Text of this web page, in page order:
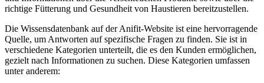
richtige Fütterung‍ und Gesundheit von⁤ Haustieren bereitzustellen.
Die Wissensdatenbank auf der⁤ Anifit-Website ist eine hervorragende
Quelle, um Antworten auf spezifische‍ Fragen⁢ zu finden. Sie ist in
verschiedene Kategorien unterteilt, die es den Kunden ermöglichen,
gezielt nach Informationen zu‍ suchen. Diese Kategorien umfassen
‌unter anderem: